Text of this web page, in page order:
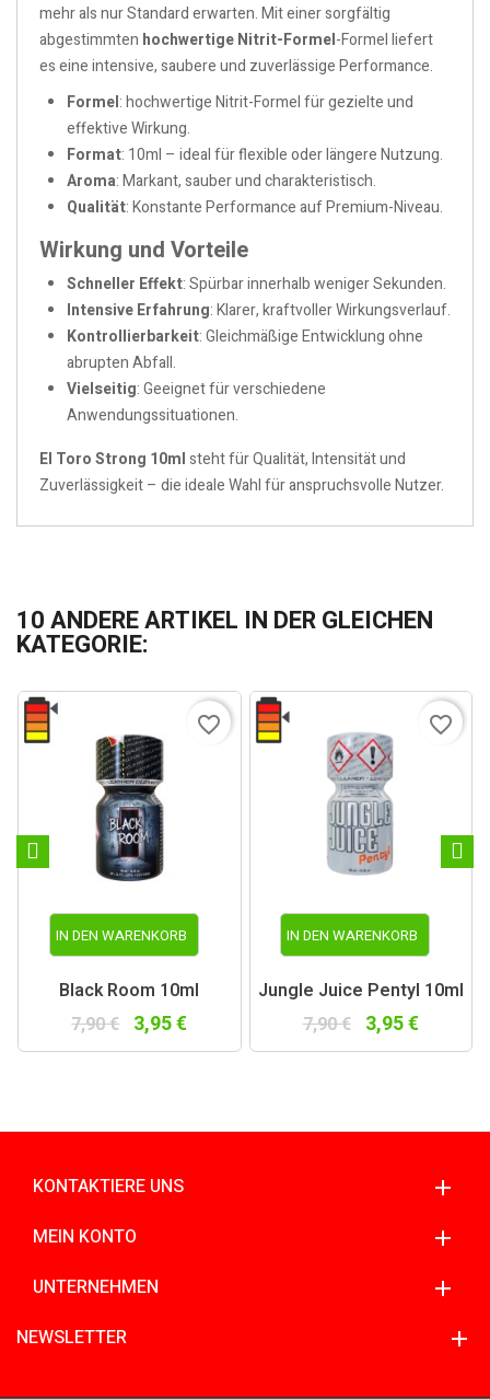
mehr als nur Standard erwarten. Mit einer sorgfältig
abgestimmten hochwertige Nitrit-Formel-Formel liefert
es eine intensive, saubere und zuverlässige Performance.
Formel: hochwertige Nitrit-Formel für gezielte und
effektive Wirkung.
Format: 10ml – ideal für flexible oder längere Nutzung.
Aroma: Markant, sauber und charakteristisch.
Qualität: Konstante Performance auf Premium-Niveau.
Wirkung und Vorteile
Schneller Effekt: Spürbar innerhalb weniger Sekunden.
Intensive Erfahrung: Klarer, kraftvoller Wirkungsverlauf.
Kontrollierbarkeit: Gleichmäßige Entwicklung ohne
abrupten Abfall.
Vielseitig: Geeignet für verschiedene
Anwendungssituationen.
El Toro Strong 10mlsteht für Qualität, Intensität und
Zuverlässigkeit – die ideale Wahl für anspruchsvolle Nutzer.
10 ANDERE ARTIKEL IN DER GLEICHEN
KATEGORIE:
IN DEN WARENKORB
Black Room 10ml
7,90 € 3,95 €
favorite_border
IN DEN WARENKORB
Jungle Juice Pentyl 10ml
7,90 € 3,95 €
favorite_border
KONTAKTIERE UNS
MEIN KONTO
UNTERNEHMEN
NEWSLETTER